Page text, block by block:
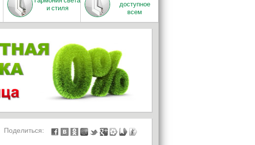
и стиля
доступное
всем
Поделиться: